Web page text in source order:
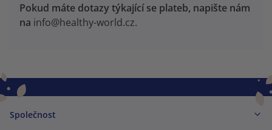
Pokud máte dotazy týkající se plateb, napište nám
na info@healthy-world.cz.
Společnost